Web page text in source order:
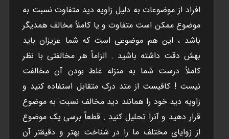
افراد از موضوعات به دليل زاويه ديد متفاوت نسبت به
موضوع ممکن است متفاوت و يا کاملاً مخالف همديگر
باشد ، اين هم موضوعی است که شما عزيزان بايد
بهش دقت داشته باشيد . الزاماً هر مخالفتی با نظر
کاملاً درست شما به منزله غلط بودن آن مخالفت
نيست ! کافيست از متد درک متقابل استفاده کنيد و
زاويه ديد خود را همانند ديد مخالف نسبت به موضوع
قرار دهيد و آنرا تحليل کنيد . قطعاً برسی يک موضوع
از زوايای مختلف ما را در شناخت بهتر و دقيقتر آن